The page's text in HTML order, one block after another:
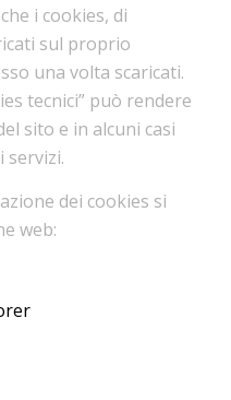
i cookies, di
sul proprio
una volta scaricati.
tecnici” può rendere
sito e in alcuni casi
servizi.
dei cookies si
web: